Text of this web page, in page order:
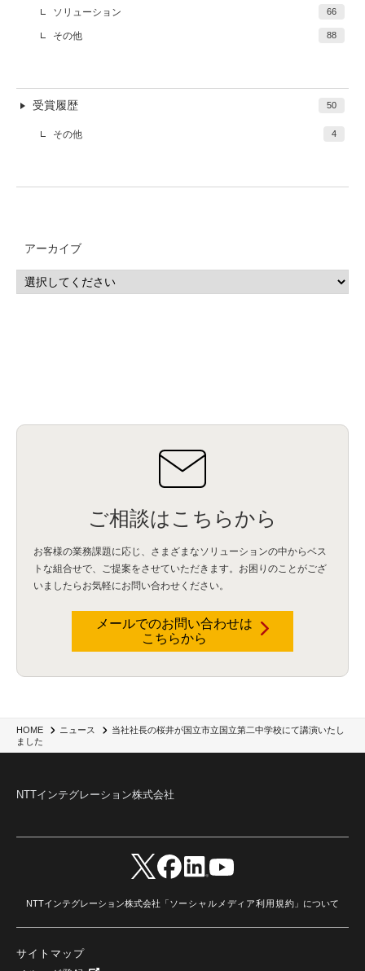
HOME ニュース
当社社長の桜井が国立市立国立第二中学校にて講演いたし
ました
ソリューション 66
その他 88
受賞履歴 50
その他 4
アーカイブ
ご相談はこちらから
お客様の業務課題に応じ、さまざまなソリューションの中からベス
トな組合せで、
ご提案をさせていただきます。お困りのことがござ
いましたらお気軽にお問い合わせください。
メールでのお問い合わせは
こちらから
NTTインテグレーション株式会社
NTTインテグレーション株式会社「ソーシャルメディア利用規約 」について
サイトマップ